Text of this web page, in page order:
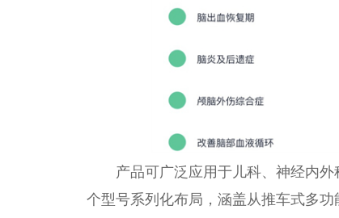
产品可广泛应用于儿科、神经内
个型号系列化布局，涵盖从推车式多